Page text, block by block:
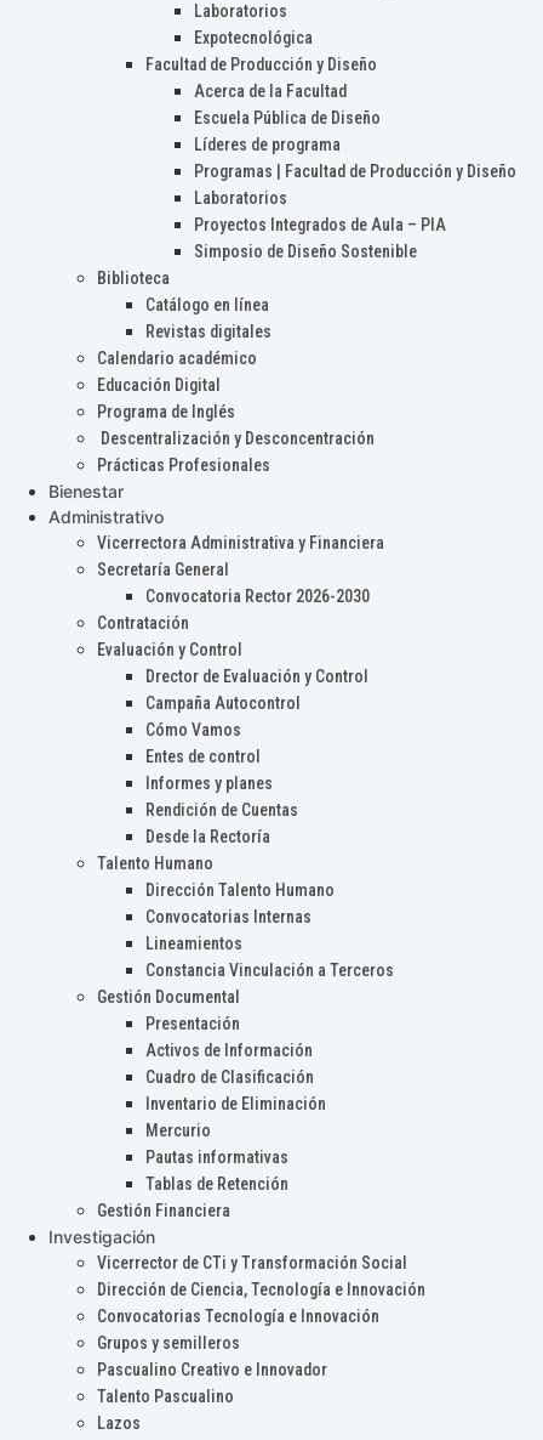
Laboratorios
Expotecnológica
Facultad de Producción y Diseño
Acerca de la Facultad
Escuela Pública de Diseño
Líderes de programa
Programas | Facultad de Producción y Diseño
Laboratorios
Proyectos Integrados de Aula – PIA
Simposio de Diseño Sostenible
Biblioteca
Catálogo en línea
Revistas digitales
Calendario académico
Educación Digital
Programa de Inglés
Descentralización y Desconcentración
Prácticas Profesionales
Bienestar
Administrativo
Vicerrectora Administrativa y Financiera
Secretaría General
Convocatoria Rector 2026-2030
Contratación
Evaluación y Control
Drector de Evaluación y Control
Campaña Autocontrol
Cómo Vamos
Entes de control
Informes y planes
Rendición de Cuentas
Desde la Rectoría
Talento Humano
Dirección Talento Humano
Convocatorias Internas
Lineamientos
Constancia Vinculación a Terceros
Gestión Documental
Presentación
Activos de Información
Cuadro de Clasificación
Inventario de Eliminación
Mercurio
Pautas informativas
Tablas de Retención
Gestión Financiera
Investigación
Vicerrector de CTi y Transformación Social
Dirección de Ciencia, Tecnología e Innovación
Convocatorias Tecnología e Innovación
Grupos y semilleros
Pascualino Creativo e Innovador
Talento Pascualino
Lazos